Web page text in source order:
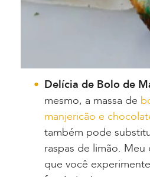
Delícia de Bolo de
mesmo, a massa de
manjericão e
também pode
raspas de limão.
que você